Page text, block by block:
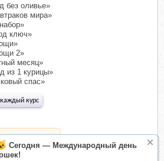
Сегодня — Международный день
без оливье»
мира»
ключ»
2»
месяц»
из 1 курицы»
спас»
курс
только